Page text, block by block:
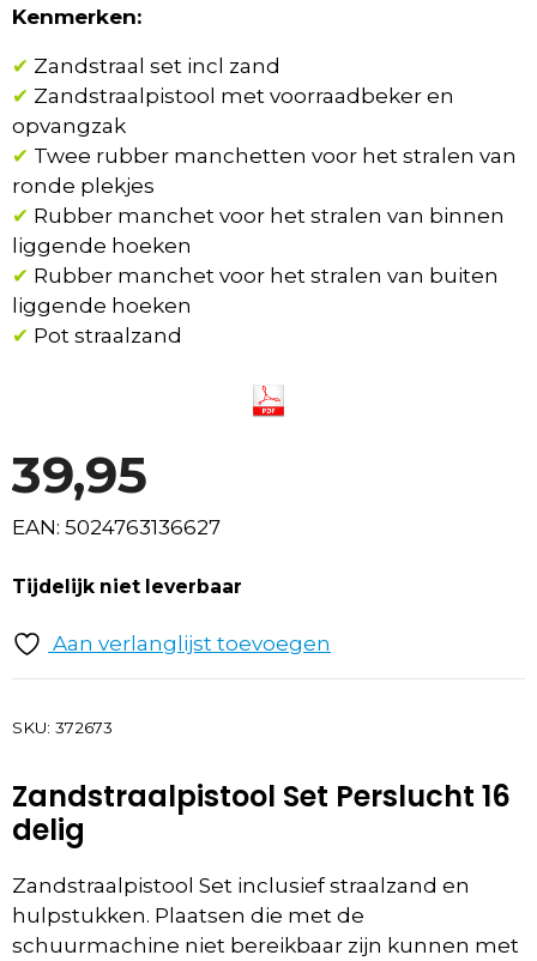
Kenmerken:
✔ Zandstraal set incl zand
✔ Zandstraalpistool met voorraadbeker en
opvangzak
✔ Twee rubber manchetten voor het stralen van
ronde plekjes
✔ Rubber manchet voor het stralen van binnen
liggende hoeken
✔ Rubber manchet voor het stralen van buiten
liggende hoeken
✔ Pot straalzand
39,95
EAN: 5024763136627
Tijdelijk niet leverbaar
Aan verlanglijst toevoegen
SKU: 372673
Zandstraalpistool Set Perslucht 16
delig
Zandstraalpistool Set inclusief straalzand en
hulpstukken. Plaatsen die met de
schuurmachine niet bereikbaar zijn kunnen met